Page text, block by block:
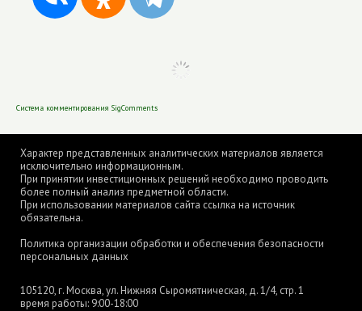
Характер представленных аналитических материалов является
исключительно информационным.
При принятии инвестиционных решений необходимо проводить
более полный анализ предметной области.
При использовании материалов сайта ссылка на источник
обязательна.
Политика организации обработки и обеспечения безопасности
персональных данных
105120, г. Москва, ул. Нижняя Сыромятническая, д. 1/4, стр. 1
время работы: 9:00-18:00